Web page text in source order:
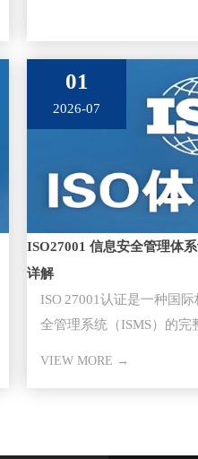
01
2026-07
ISO27001 信息安全管理体
详解
ISO 27001认证​是一种国
全管理系统（ISMS）的完
VIEW MORE →